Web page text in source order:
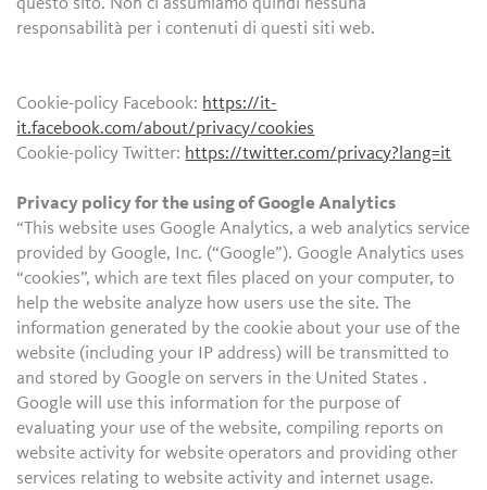
responsabilità per i contenuti di questi siti web.
Cookie-policy Facebook: https://it-
it.facebook.com/about/privacy/cookies
Cookie-policy Twitter: https://twitter.com/privacy?lang=it
Privacy policy for the using of Google Analytics
“This website uses Google Analytics, a web analytics service
provided by Google, Inc. (“Google”). Google Analytics uses
“cookies”, which are text files placed on your computer, to
help the website analyze how users use the site. The
information generated by the cookie about your use of the
website (including your IP address) will be transmitted to
and stored by Google on servers in the United States .
Google will use this information for the purpose of
evaluating your use of the website, compiling reports on
website activity for website operators and providing other
services relating to website activity and internet usage.